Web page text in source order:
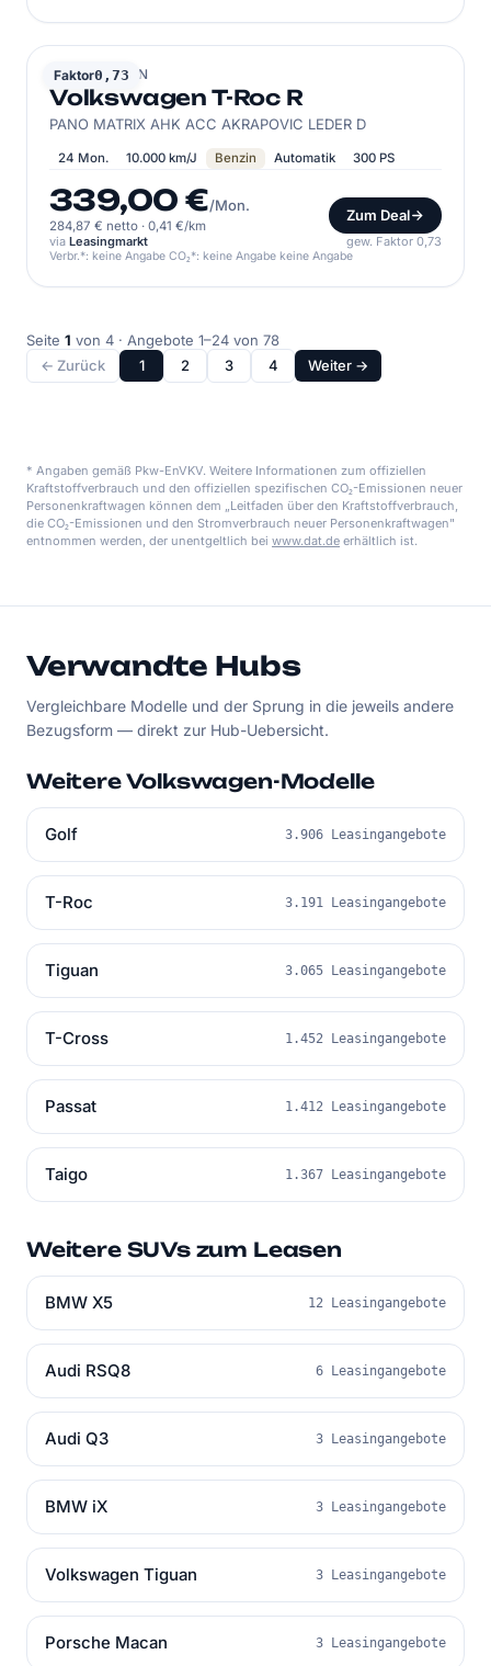
Faktor0,73
VOLKSWAGEN
Volkswagen T-Roc R
PANO MATRIX AHK ACC AKRAPOVIC LEDER D
24 Mon. 10.000 km/J Benzin Automatik 300 PS
339,00 €/Mon.
284,87 € netto · 0,41 €/km
Zum Deal
via Leasingmarkt gew. Faktor 0,73
Verbr.*: keine Angabe CO₂*: keine Angabe keine Angabe
Seite 1 von 4 · Angebote 1–24 von 78
← Zurück
1 2 3 4 Weiter →
* Angaben gemäß Pkw-EnVKV. Weitere Informationen zum offiziellen
Kraftstoffverbrauch und den offiziellen spezifischen CO₂-Emissionen neuer
Personenkraftwagen können dem „Leitfaden über den Kraftstoffverbrauch,
die CO₂-Emissionen und den Stromverbrauch neuer Personenkraftwagen"
entnommen werden, der unentgeltlich bei www.dat.de erhältlich ist.
Verwandte Hubs
Vergleichbare Modelle und der Sprung in die jeweils andere
Bezugsform — direkt zur Hub-Uebersicht.
Weitere Volkswagen-Modelle
Golf 3.906 Leasingangebote
T-Roc 3.191 Leasingangebote
Tiguan 3.065 Leasingangebote
T-Cross 1.452 Leasingangebote
Passat 1.412 Leasingangebote
Taigo 1.367 Leasingangebote
Weitere SUVs zum Leasen
BMW X5 12 Leasingangebote
Audi RSQ8 6 Leasingangebote
Audi Q3 3 Leasingangebote
BMW iX 3 Leasingangebote
Volkswagen Tiguan 3 Leasingangebote
Porsche Macan 3 Leasingangebote